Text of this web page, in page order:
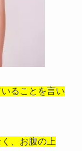
ることを言い
、お腹の上